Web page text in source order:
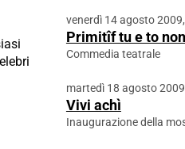
venerdì 14 agosto
Primitîf tu e to
Commedia teatrale
martedì 18 agosto
Vivi achì
Inaugurazione della